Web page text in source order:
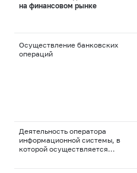
на финансовом рынке
Осуществление банковских
операций
Деятельность оператора
информационной системы, в
которой осуществляется